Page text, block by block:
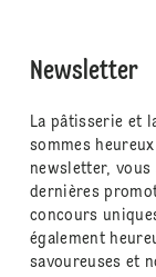
Newsletter
La pâtisserie et
sommes
newsletter,
dernières
concours
également
savoureuses et